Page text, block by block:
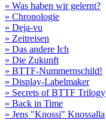
» Was haben wir gelernt?
» Chronologie
» Deja-vu
» Zeitreisen
» Das andere Ich
» Die Zukunft
» BTTF-Nummernschild!
» Display-Labelmaker
» Secrets of BTTF Trilogy
» Back in Time
» Jens "Knossi" Knossalla